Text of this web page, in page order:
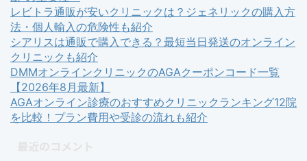
レビトラ通販が安いクリニックは？ジェネリックの購入方
法・個人輸入の危険性も紹介
シアリスは通販で購入できる？最短当日発送のオンライン
クリニックも紹介
DMMオンラインクリニックのAGAクーポンコード一覧
【2026年8月最新】
AGAオンライン診療のおすすめクリニックランキング12院
を比較！プラン費用や受診の流れも紹介